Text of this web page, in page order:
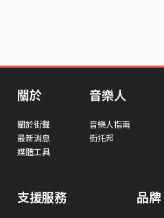
關於
關於街聲
最新消息
媒體工具
音樂人
音樂人指南
街托邦
支援服務 品牌